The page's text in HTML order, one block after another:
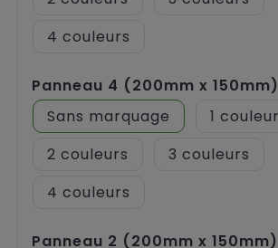
4
Panneau 4 (200mm x 150mm)
Sans marquage
1
2
3
4
Panneau 2 (200mm x 150mm)